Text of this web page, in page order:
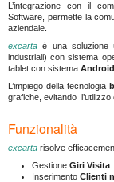
L’integrazione con il
Software, permette la
aziendale.
excarta è una soluzione
industriali) con sistema
tablet con sistema Android
L’impiego della tecnologia
grafiche, evitando l’utilizzo
Funzionalità
excarta risolve
Gestione Giri Visita
Inserimento Clienti